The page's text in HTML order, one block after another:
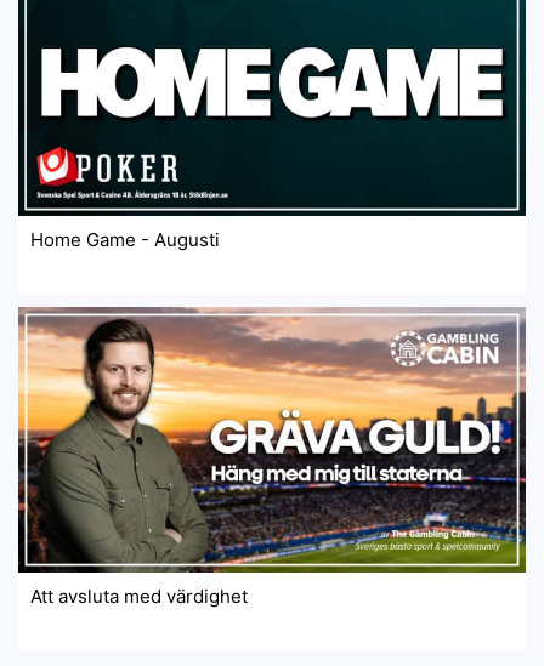
Home Game - Augusti
Att avsluta med värdighet